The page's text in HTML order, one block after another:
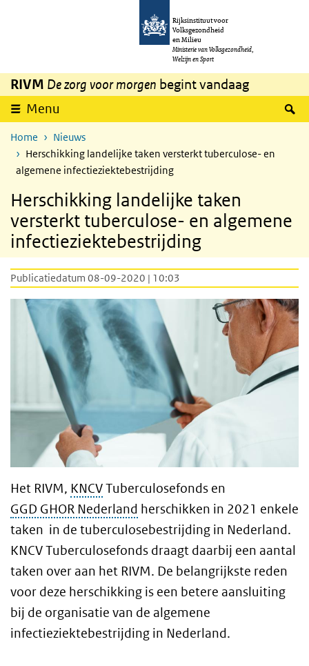
Overslaan en naar de inhoud gaan
Rijksinstituut voor
Volksgezondheid
en Milieu
Ministerie van Volksgezondheid,
Welzijn en Sport
RIVM De zorg voor morgen begint vandaag
Menu
Home
Nieuws
Herschikking landelijke taken versterkt tuberculose- en
algemene infectieziektebestrijding
Herschikking landelijke taken
versterkt tuberculose- en algemene
infectieziektebestrijding
Publicatiedatum 08-09-2020 | 10:03
Het RIVM, KNCVTuberculosefonds en
GGD GHOR Nederland herschikken in 2021 enkele
taken in de tuberculosebestrijding in Nederland.
KNCV Tuberculosefonds draagt daarbij een aantal
taken over aan het RIVM. De belangrijkste reden
voor deze herschikking is een betere aansluiting
bij de organisatie van de algemene
infectieziektebestrijding in Nederland.